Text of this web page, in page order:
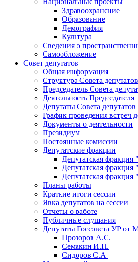
Здравоохранение
Образование
Демография
Культура
Сведения о
Самообложение
Совет депутатов
Общая информация
Структура Совета депутатов
Председатель Совета
Деятельность Председателя
Депутаты Совета
График проведения встреч
Документы о деятельности
Президиум
Постоянные комиссии
Депутатские фракции
Депутатская
Депутатская
Депутатская
Планы работы
Краткие итоги сессии
Явка депутатов на сессии
Отчеты о работе
Публичные слушания
Депутаты Госсовета УР от
Прозоров А.С.
Семакин И.Н.
Сидоров С.А.